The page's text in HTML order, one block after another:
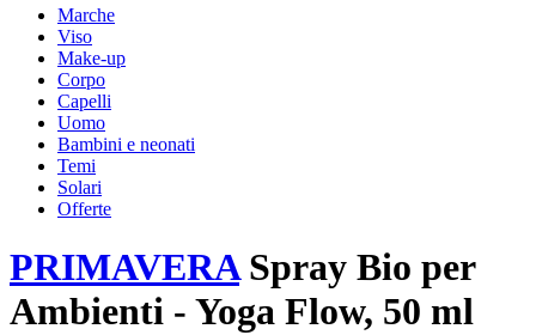
Marche
Viso
Make-up
Corpo
Capelli
Uomo
Bambini e neonati
Temi
Solari
Offerte
PRIMAVERASpray Bio per
Ambienti - Yoga Flow, 50 ml